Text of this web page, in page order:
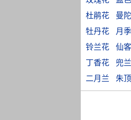
杜鹃花
曼
牡丹花
月
铃兰花
仙
丁香花
兜
二月兰
朱